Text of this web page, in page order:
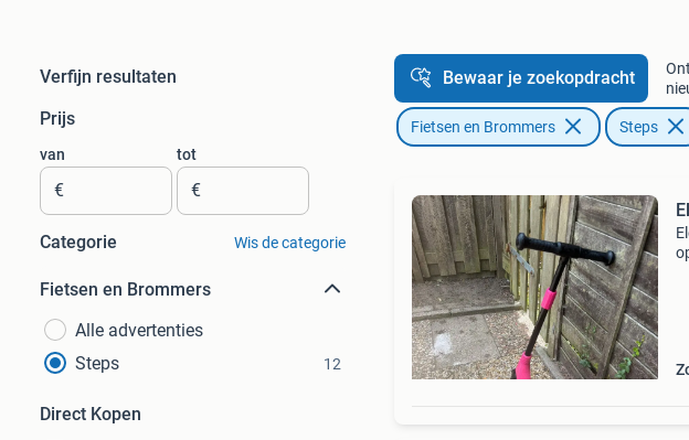
Verfijn resultaten
Prijs
van
€
tot
€
Categorie Wis de categorie
Fietsen en Brommers
Alle advertenties
Steps
12
Direct Kopen
Bewaar je zoekopdracht
Fietsen en Brommers Steps